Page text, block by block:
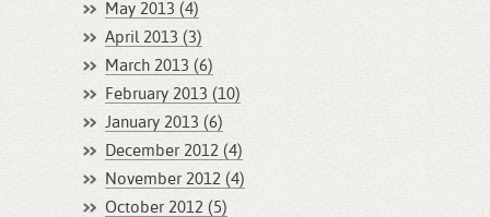
May 2013 (4)
April 2013 (3)
March 2013 (6)
February 2013 (10)
January 2013 (6)
December 2012 (4)
November 2012 (4)
October 2012 (5)